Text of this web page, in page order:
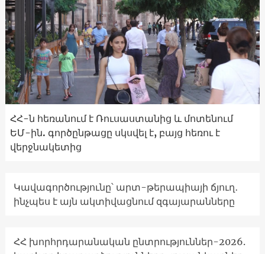
ՀՀ-ն հեռանում է Ռուսաստանից և մոտենում
ԵՄ-ին. գործընթացը սկսվել է, բայց հեռու է
վերջնակետից
Կավագործությունը՝ արտ-թերապիայի ճյուղ․
ինչպես է այն ակտիվացնում զգայարանները
ՀՀ խորհրդարանական ընտրություններ-2026.